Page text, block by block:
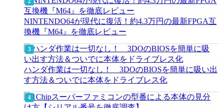
NINTENDO64が現代に復活！約4.3万円の最新FPGA互
換機『M64』を徹底レビュー
ハンダ作業は一切なし！ 3DOのBIOSを簡単に吸い出
す方法＆ついでに本体をドライブレス化